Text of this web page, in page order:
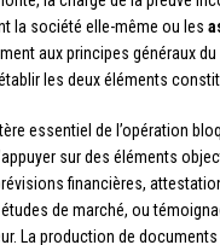
la société elle-même ou les
aux principes généraux du
les deux éléments
essentiel de l’opération
sur des éléments
financières,
de marché, ou
La production de